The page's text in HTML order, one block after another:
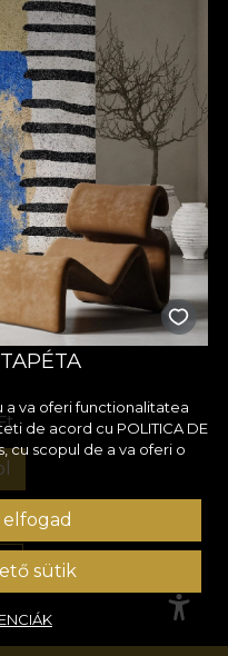
2
va oferi functionalitatea
de acord cu POLITICA DE
cu scopul de a va oferi o
sütik